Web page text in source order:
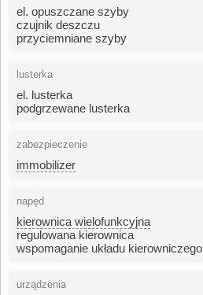
el. opuszczane szyby
czujnik deszczu
przyciemniane szyby
lusterka
el. lusterka
podgrzewane lusterka
zabezpieczenie
immobilizer
napęd
kierownica wielofunkcyjna
regulowana kierownica
wspomaganie układu kierowniczego
urządzenia